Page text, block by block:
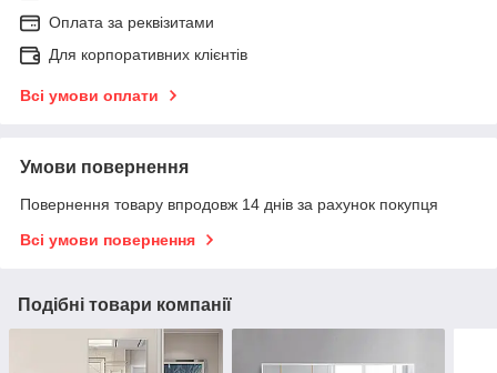
Оплата за реквізитами
Для корпоративних клієнтів
Всі умови оплати
Умови повернення
Повернення товару впродовж 14 днів за рахунок покупця
Всі умови повернення
Подібні товари компанії